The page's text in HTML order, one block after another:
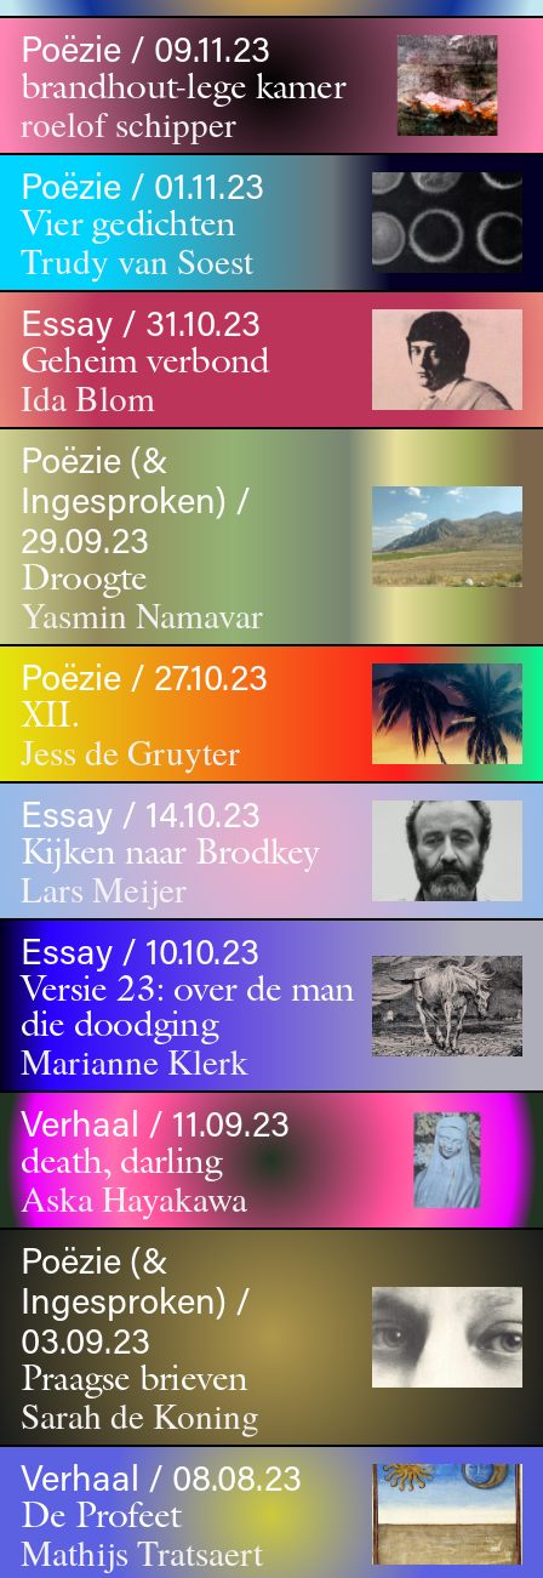
Poëzie / 09.11.23
brandhout-lege kamer
roelof schipper
Poëzie / 01.11.23
Vier gedichten
Trudy van Soest
Essay / 31.10.23
Geheim verbond
Ida Blom
Poëzie (&
Ingesproken) /
29.09.23
Droogte
Yasmin Namavar
Poëzie / 27.10.23
XII.
Jess de Gruyter
Essay / 14.10.23
Kijken naar Brodkey
Lars Meijer
Essay / 10.10.23
Versie 23: over de man
die doodging
Marianne Klerk
Verhaal / 11.09.23
death, darling
Aska Hayakawa
Poëzie (&
Ingesproken) /
03.09.23
Praagse brieven
Sarah de Koning
Verhaal / 08.08.23
De Profeet
Mathijs Tratsaert